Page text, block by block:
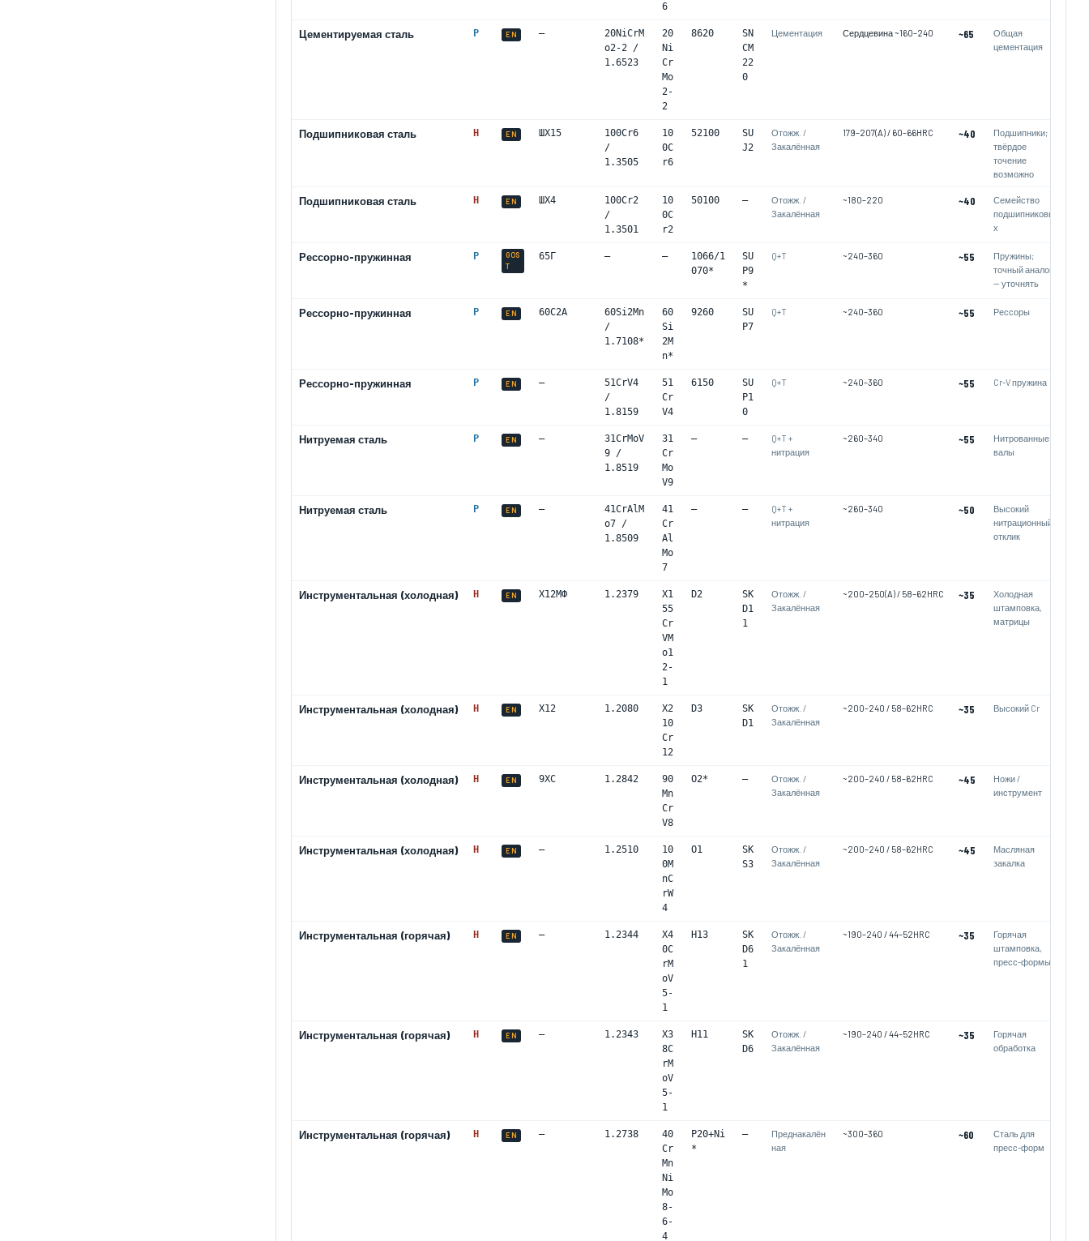
6
Цементируемая сталь P EN —
20NiCrM
o2-2 /
1.6523
20
Ni
Cr
Mo
2-
2
8620
SN
CM
22
0
Цементация Сердцевина ~160–240 ~65
Общая
цементация
Подшипниковая сталь H EN ШХ15
100Cr6
/
1.3505
10
0C
r6
52100
SU
J2
Отожж. /
Закалённая
179–207(A) / 60–66HRC ~40
Подшипники;
твёрдое
точение
возможно
Подшипниковая сталь H EN ШХ4
100Cr2
/
1.3501
10
0C
r2
50100 —
Отожж. /
Закалённая
~180–220 ~40
Семейство
подшипниковы
х
Рессорно-пружинная P
GOS
T
65Г — —
1066/1
070*
SU
P9
*
Q+T ~240–360 ~55
Пружины;
точный аналог
— уточнять
Рессорно-пружинная P EN 60С2А
60Si2Mn
/
1.7108*
60
Si
2M
n*
9260
SU
P7
Q+T ~240–360 ~55 Рессоры
Рессорно-пружинная P EN —
51CrV4
/
1.8159
51
Cr
V4
6150
SU
P1
0
Q+T ~240–360 ~55 Cr-V пружина
Нитруемая сталь P EN —
31CrMoV
9 /
1.8519
31
Cr
Mo
V9
— —
Q+T +
нитрация
~260–340 ~55
Нитрованные
валы
Нитруемая сталь P EN —
41CrAlM
o7 /
1.8509
41
Cr
Al
Mo
7
— —
Q+T +
нитрация
~260–340 ~50
Высокий
нитрационный
отклик
Инструментальная (холодная) H EN Х12МФ 1.2379
X1
55
Cr
VM
o1
2-
1
D2
SK
D1
1
Отожж. /
Закалённая
~200–250(A) / 58–62HRC ~35
Холодная
штамповка,
матрицы
Инструментальная (холодная) H EN Х12 1.2080
X2
10
Cr
12
D3
SK
D1
Отожж. /
Закалённая
~200–240 / 58–62HRC ~35 Высокий Cr
Инструментальная (холодная) H EN 9ХС 1.2842
90
Mn
Cr
V8
O2* —
Отожж. /
Закалённая
~200–240 / 58–62HRC ~45
Ножи /
инструмент
Инструментальная (холодная) H EN — 1.2510
10
0M
nC
rW
4
O1
SK
S3
Отожж. /
Закалённая
~200–240 / 58–62HRC ~45
Масляная
закалка
Инструментальная (горячая) H EN — 1.2344
X4
0C
rM
oV
5-
1
H13
SK
D6
1
Отожж. /
Закалённая
~190–240 / 44–52HRC ~35
Горячая
штамповка,
пресс-формы
Инструментальная (горячая) H EN — 1.2343
X3
8C
rM
oV
5-
1
H11
SK
D6
Отожж. /
Закалённая
~190–240 / 44–52HRC ~35
Горячая
обработка
Инструментальная (горячая) H EN — 1.2738
40
Cr
Mn
Ni
Mo
8-
6-
4
P20+Ni
*
—
Преднакалён
ная
~300–360 ~60
Сталь для
пресс-форм